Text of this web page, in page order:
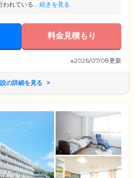
われている... 続きを見る
料金見積もり
※2026/07/08更新
の詳細を見る